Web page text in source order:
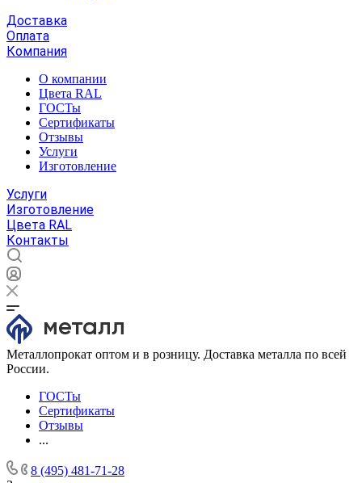
Доставка
Оплата
Компания
О компании
Цвета RAL
ГОСТы
Сертификаты
Отзывы
Услуги
Изготовление
Услуги
Изготовление
Цвета RAL
Контакты
Металлопрокат оптом и в розницу. Доставка металла по всей
России.
ГОСТы
Сертификаты
Отзывы
...
8 (495) 481-71-28